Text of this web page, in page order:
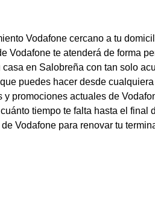
Vodafone cercano a tu
Vodafone te atenderá de forma
en Salobreña con tan solo
puedes hacer desde
promociones actuales de
tiempo te falta hasta el final
Vodafone para renovar tu